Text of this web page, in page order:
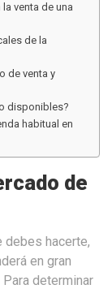
venta de una
de la
de venta y
disponibles?
habitual en
de
debes hacerte,
en gran
determinar